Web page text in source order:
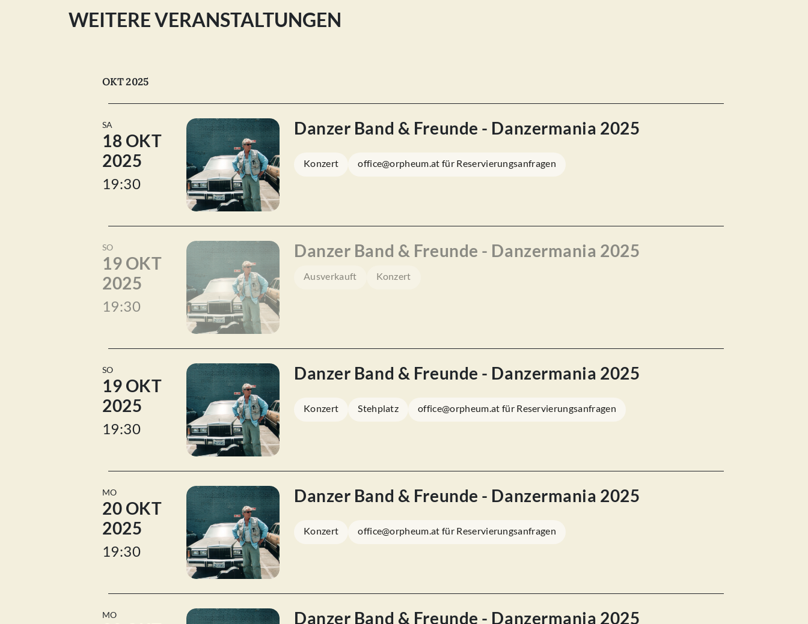
WEITERE VERANSTALTUNGEN
OKT 2025
SA
18 OKT
2025
19:30
Danzer Band & Freunde - Danzermania 2025
Konzert office@orpheum.at für Reservierungsanfragen
SO
19 OKT
2025
19:30
Danzer Band & Freunde - Danzermania 2025
Ausverkauft Konzert
SO
19 OKT
2025
19:30
Danzer Band & Freunde - Danzermania 2025
Konzert Stehplatz office@orpheum.at für Reservierungsanfragen
MO
20 OKT
2025
19:30
Danzer Band & Freunde - Danzermania 2025
Konzert office@orpheum.at für Reservierungsanfragen
MO Danzer Band & Freunde - Danzermania 2025